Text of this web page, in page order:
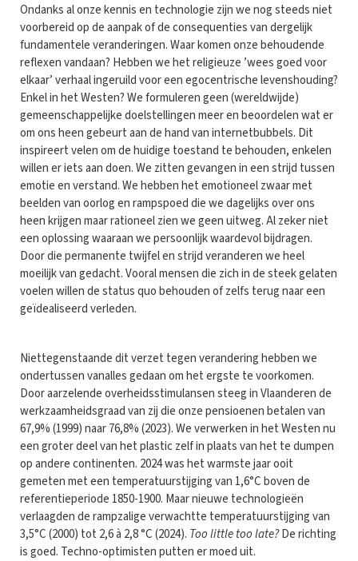
Ondanks al onze kennis en technologie zijn we nog steeds niet
voorbereid op de aanpak of de consequenties van dergelijk
fundamentele veranderingen. Waar komen onze behoudende
reflexen vandaan? Hebben we het religieuze ’wees goed voor
elkaar’ verhaal ingeruild voor een egocentrische levenshouding?
Enkel in het Westen? We formuleren geen (wereldwijde)
gemeenschappelijke doelstellingen meer en beoordelen wat er
om ons heen gebeurt aan de hand van internetbubbels. Dit
inspireert velen om de huidige toestand te behouden, enkelen
willen er iets aan doen. We zitten gevangen in een strijd tussen
emotie en verstand. We hebben het emotioneel zwaar met
beelden van oorlog en rampspoed die we dagelijks over ons
heen krijgen maar rationeel zien we geen uitweg. Al zeker niet
een oplossing waaraan we persoonlijk waardevol bijdragen.
Door die permanente twijfel en strijd veranderen we heel
moeilijk van gedacht. Vooral mensen die zich in de steek gelaten
voelen willen de status quo behouden of zelfs terug naar een
geïdealiseerd verleden.
Niettegenstaande dit verzet tegen verandering hebben we
ondertussen vanalles gedaan om het ergste te voorkomen.
Door aarzelende overheidsstimulansen steeg in Vlaanderen de
werkzaamheidsgraad van zij die onze pensioenen betalen van
67,9% (1999) naar 76,8% (2023). We verwerken in het Westen nu
een groter deel van het plastic zelf in plaats van het te dumpen
op andere continenten. 2024 was het warmste jaar ooit
gemeten met een temperatuurstijging van 1,6°C boven de
referentieperiode 1850-1900. Maar nieuwe technologieën
verlaagden de rampzalige verwachtte temperatuurstijging van
3,5°C (2000) tot 2,6 à 2,8 °C (2024). Too little too late?De richting
is goed. Techno-optimisten putten er moed uit.